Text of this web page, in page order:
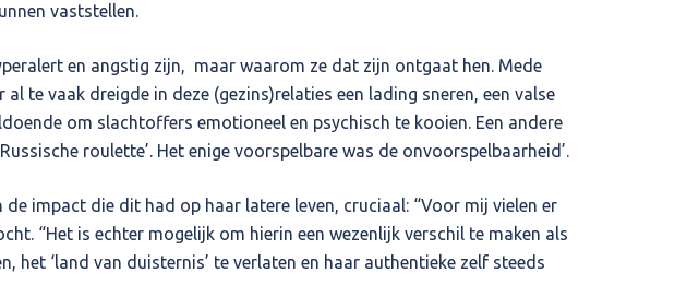
vaststellen.
en angstig zijn, maar waarom ze dat zijn ontgaat hen. Mede
te vaak dreigde in deze (gezins)relaties een lading sneren, een valse
om slachtoffers emotioneel en psychisch te kooien. Een andere
roulette’. Het enige voorspelbare was de onvoorspelbaarheid’.
impact die dit had op haar latere leven, cruciaal: “Voor mij vielen er
“Het is echter mogelijk om hierin een wezenlijk verschil te maken als
het ‘land van duisternis’ te verlaten en haar authentieke zelf steeds